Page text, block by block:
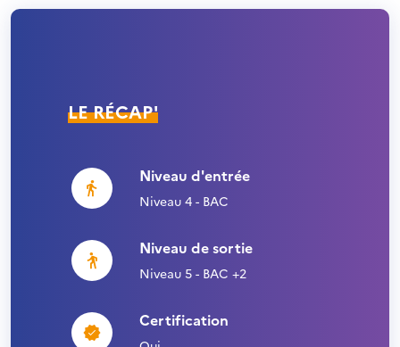
LE RÉCAP'
Niveau d'entrée
Niveau 4 - BAC
Niveau de sortie
Niveau 5 - BAC +2
Certification